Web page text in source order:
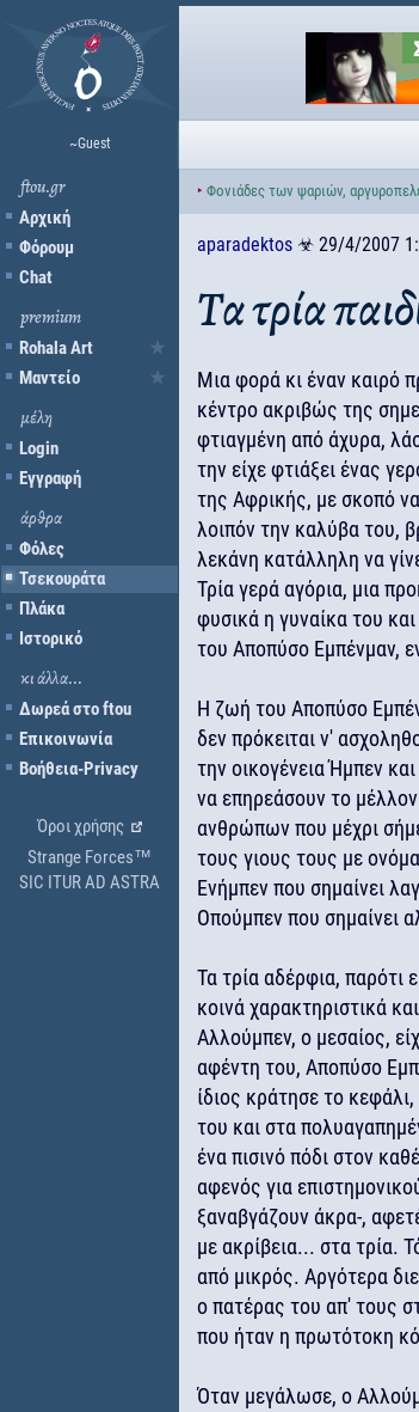
~Guest
ftou.gr
Αρχική
Φόρουμ
Chat
premium
Rohala Art
Μαντείο
μέλη
Login
Εγγραφή
άρθρα
Φόλες
Τσεκουράτα
Πλάκα
Ιστορικό
κι άλλα...
Δωρεά στο ftou
Επικοινωνία
Βοήθεια-Privacy
Όροι χρήσης
Strange Forces™
SIC ITUR AD ASTRA
‣ Φονιάδες των ψαριών,
aparadektos ☣ 29/4/2007
Τα τρία
Μια φορά κι έναν καιρό
κέντρο ακριβώς της
φτιαγμένη από άχυρα,
την είχε φτιάξει ένας
της Αφρικής, με σκοπό
λοιπόν την καλύβα του,
λεκάνη κατάλληλη να
Τρία γερά αγόρια, μια
φυσικά η γυναίκα του
του Αποπύσο Εμπένμαν,
Η ζωή του Αποπύσο
δεν πρόκειται ν'
την οικογένεια Ήμπεν
να επηρεάσουν το
ανθρώπων που μέχρι
τους γιους τους με
Ενήμπεν που σημαίνει
Οπούμπεν που σημαίνει
Τα τρία αδέρφια, παρότι
κοινά χαρακτηριστικά
Αλλούμπεν, ο μεσαίος,
αφέντη του, Αποπύσο
ίδιος κράτησε το
του και στα
ένα πισινό πόδι στον
αφενός για
ξαναβγάζουν άκρα-,
με ακρίβεια... στα τρία.
από μικρός. Αργότερα
ο πατέρας του απ' τους
που ήταν η πρωτότοκη
Όταν μεγάλωσε, ο